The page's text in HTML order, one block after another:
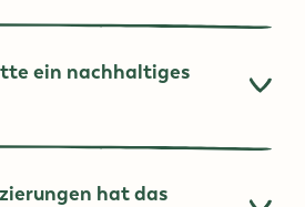
ein nachhaltiges
hat das